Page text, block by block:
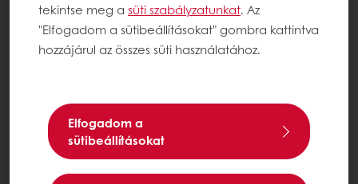
tekintse meg a süti szabályzatunkat. Az
"Elfogadom a sütibeállításokat" gombra kattintva
hozzájárul az összes süti használatához.
Elfogadom a
sütibeállításokat